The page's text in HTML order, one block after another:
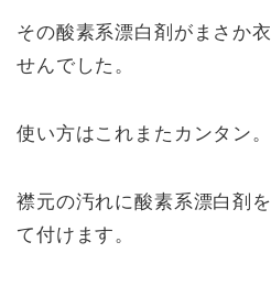
その酸素系漂白剤がまさか
せんでした。
使い方はこれまたカンタン。
襟元の汚れに酸素系漂白剤
て付けます。